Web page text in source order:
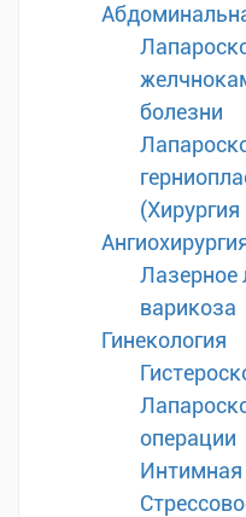
болезни
Лазерное
варикоза
Гинекология
операции
Интимная